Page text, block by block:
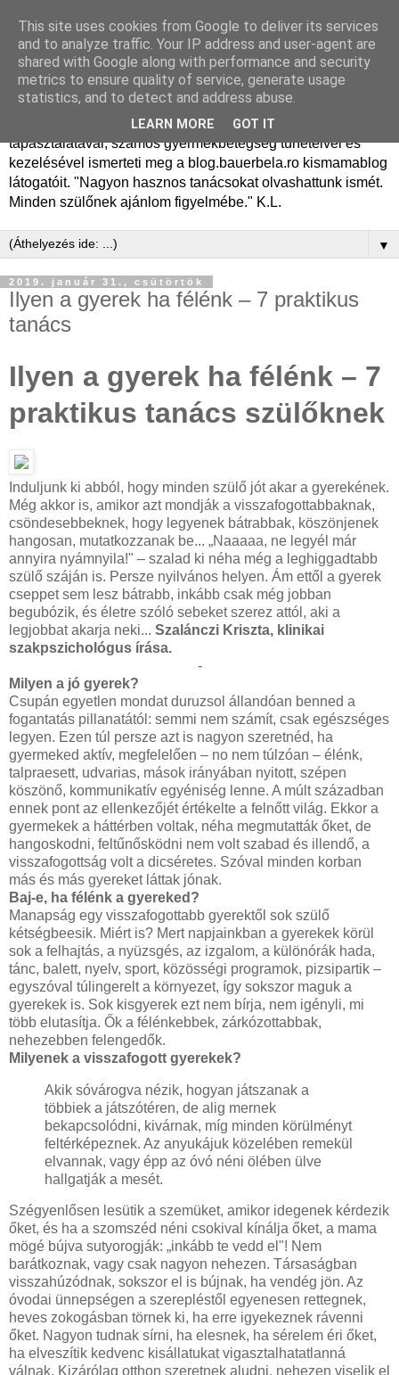
Dr. Bauer Béla Ph.D.
gyermekgyógyász
Dr. Bauer Béla Ph.D. gyermekgyógyász főorvos, 50 éves
tapasztalatával, számos gyermekbetegség tüneteivel és
kezelésével ismerteti meg a blog.bauerbela.ro kismamablog
látogatóit. "Nagyon hasznos tanácsokat olvashattunk ismét.
Minden szülőnek ajánlom figyelmébe." K.L.
▼
2019. január 31., csütörtök
Ilyen a gyerek ha félénk – 7 praktikus
tanács
Ilyen a gyerek ha félénk – 7
praktikus tanács szülőknek
Induljunk ki abból, hogy minden szülő jót akar a gyerekének.
Még akkor is, amikor azt mondják a visszafogottabbaknak,
csöndesebbeknek, hogy legyenek bátrabbak, köszönjenek
hangosan, mutatkozzanak be... „Naaaaa, ne legyél már
annyira nyámnyila!" – szalad ki néha még a leghiggadtabb
szülő száján is. Persze nyilvános helyen. Ám ettől a gyerek
cseppet sem lesz bátrabb, inkább csak még jobban
begubózik, és életre szóló sebeket szerez attól, aki a
legjobbat akarja neki... Szalánczi Kriszta, klinikai
szakpszichológus írása.
-
Milyen a jó gyerek?
Csupán egyetlen mondat duruzsol állandóan benned a
fogantatás pillanatától: semmi nem számít, csak egészséges
legyen. Ezen túl persze azt is nagyon szeretnéd, ha
gyermeked aktív, megfelelően – no nem túlzóan – élénk,
talpraesett, udvarias, mások irányában nyitott, szépen
köszönő, kommunikatív egyéniség lenne. A múlt században
ennek pont az ellenkezőjét értékelte a felnőtt világ. Ekkor a
gyermekek a háttérben voltak, néha megmutatták őket, de
hangoskodni, feltűnősködni nem volt szabad és illendő, a
visszafogottság volt a dicséretes. Szóval minden korban
más és más gyereket láttak jónak.
Baj-e, ha félénk a gyereked?
Manapság egy visszafogottabb gyerektől sok szülő
kétségbeesik. Miért is? Mert napjainkban a gyerekek körül
sok a felhajtás, a nyüzsgés, az izgalom, a különórák hada,
tánc, balett, nyelv, sport, közösségi programok, pizsipartik –
egyszóval túlingerelt a környezet, így sokszor maguk a
gyerekek is. Sok kisgyerek ezt nem bírja, nem igényli, mi
több elutasítja. Ők a félénkebbek, zárkózottabbak,
nehezebben felengedők.
Milyenek a visszafogott gyerekek?
Akik sóvárogva nézik, hogyan játszanak a
többiek a játszótéren, de alig mernek
bekapcsolódni, kivárnak, míg minden körülményt
feltérképeznek. Az anyukájuk közelében remekül
elvannak, vagy épp az óvó néni ölében ülve
hallgatják a mesét.
Szégyenlősen lesütik a szemüket, amikor idegenek kérdezik
őket, és ha a szomszéd néni csokival kínálja őket, a mama
mögé bújva sutyorogják: „inkább te vedd el"! Nem
barátkoznak, vagy csak nagyon nehezen. Társaságban
visszahúzódnak, sokszor el is bújnak, ha vendég jön. Az
óvodai ünnepségen a szerepléstől egyenesen rettegnek,
heves zokogásban törnek ki, ha erre igyekeznek rávenni
őket. Nagyon tudnak sírni, ha elesnek, ha sérelem éri őket,
ha elveszítik kedvenc kisállatukat vigasztalhatatlanná
válnak. Kizárólag otthon szeretnek aludni, nehezen viselik el
This site uses cookies from Google to deliver its services
and to analyze traffic. Your IP address and user-agent are
shared with Google along with performance and security
metrics to ensure quality of service, generate usage
statistics, and to detect and address abuse.
LEARN MORE GOT IT